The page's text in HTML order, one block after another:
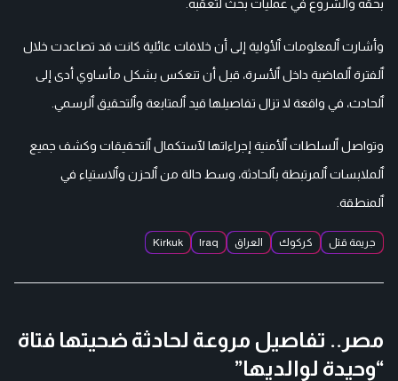
بحقه وٱلشروع في عمليات بحث لتعقبه.
وأشارت ٱلمعلومات ٱلأولية إلى أن خلافات عائلية كانت قد تصاعدت خلال
ٱلفترة ٱلماضية داخل ٱلأسرة، قبل أن تنعكس بشكل مأساوي أدى إلى
ٱلحادث، في واقعة لا تزال تفاصيلها قيد ٱلمتابعة وٱلتحقيق ٱلرسمي.
وتواصل ٱلسلطات ٱلأمنية إجراءاتها لٱستكمال ٱلتحقيقات وكشف جميع
ٱلملابسات ٱلمرتبطة بٱلحادثة، وسط حالة من ٱلحزن وٱلاستياء في
ٱلمنطقة.
جريمة قتل كركوك العراق Iraq
Kirkuk
مصر.. تفاصيل مروعة لحادثة ضحيتها فتاة
“وحيدة لوالديها”